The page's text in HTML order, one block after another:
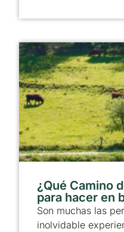
¿Qué Camino
para hacer en
Son muchas las
inolvidable